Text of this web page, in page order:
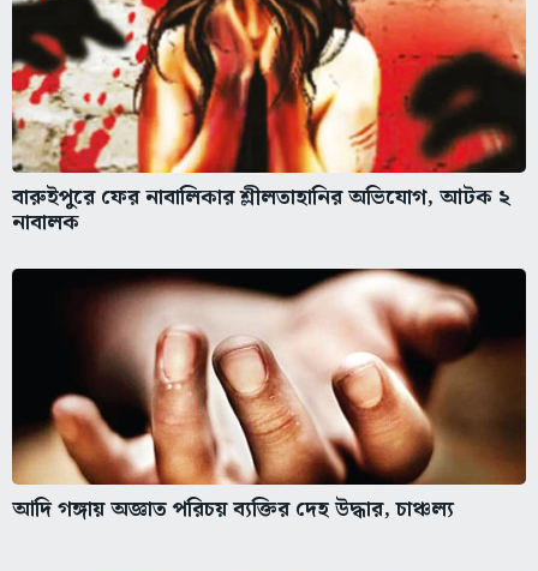
বারুইপুরে ফের নাবালিকার শ্লীলতাহানির অভিযোগ, আটক ২
নাবালক
আদি গঙ্গায় অজ্ঞাত পরিচয় ব্যক্তির দেহ উদ্ধার, চাঞ্চল্য